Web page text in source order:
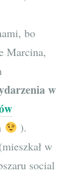
bo
Marcina,
w
).
w
social